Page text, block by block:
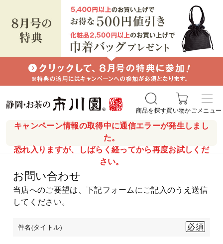
キャンペーン情報の取得中に通信エラーが発生しまし
た。
恐れ入りますが、しばらく経ってから再度お試しくだ
さい。
商品を探す買い物かごメニュー
お問い合わせ
当店へのご要望は、下記フォームにご記入のうえ送信
してください。
件名(タイトル)